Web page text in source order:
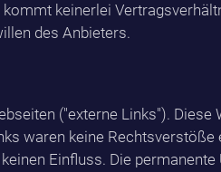
keinerlei
des Anbieters.
("externe Links").
waren keine
Einfluss. Die